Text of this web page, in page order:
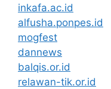
inkafa.ac.id
alfusha.ponpes.id
mogfest
dannews
balqis.or.id
relawan-tik.or.id